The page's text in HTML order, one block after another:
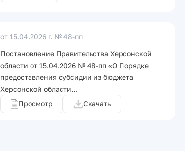
от 15.04.2026 г. № 48-пп
Постановление Правительства Херсонской
области от 15.04.2026 № 48-пп «О Порядке
предоставления субсидии из бюджета
Херсонской области…
Просмотр
Скачать